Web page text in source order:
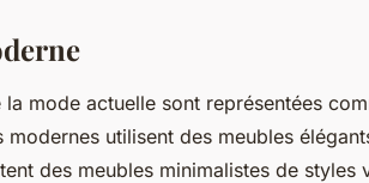
la mode actuelle sont représentées
modernes utilisent des meubles
des meubles minimalistes de styles